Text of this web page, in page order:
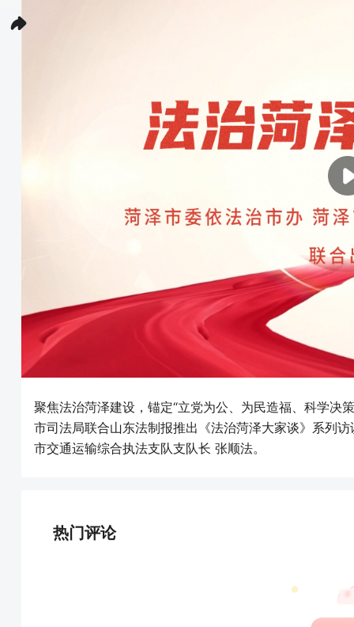
聚焦法治菏泽建设，锚定“立党为公、为民造福、科学决
市司法局联合山东法制报推出《法治菏泽大家谈》系列
市交通运输综合执法支队支队长 张顺法。
热门评论